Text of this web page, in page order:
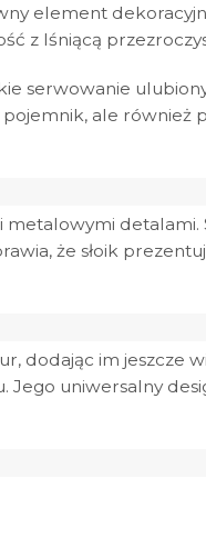
element
z lśniącą
serwowanie
pojemnik, ale również
metalowymi
że słoik
dodając im jeszcze
uniwersalny